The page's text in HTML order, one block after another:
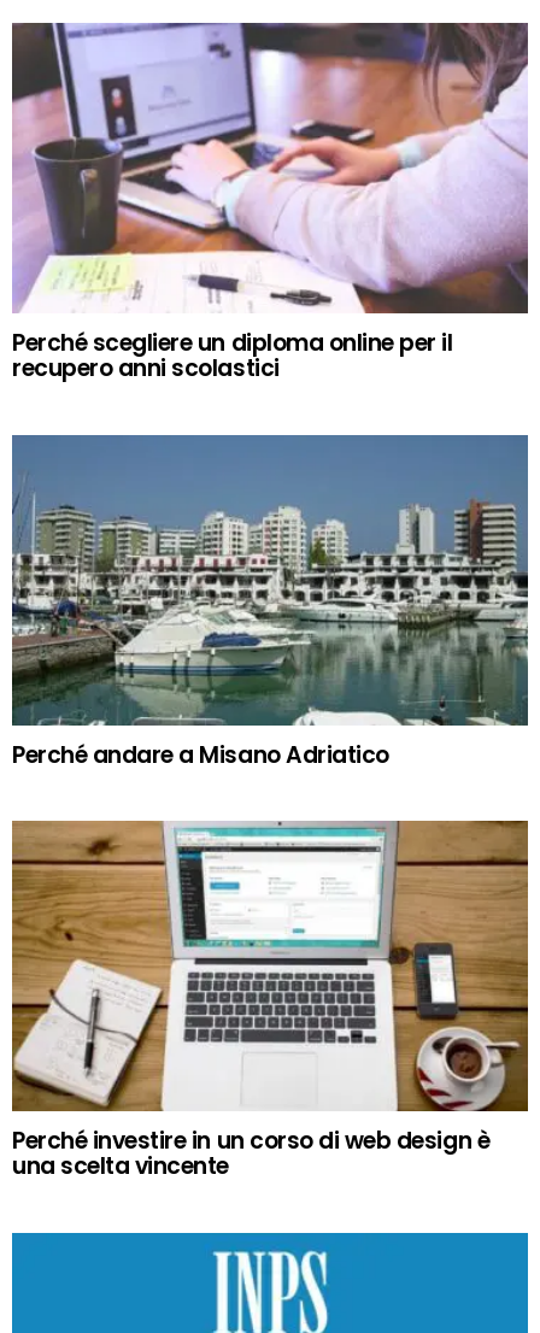
Perché scegliere un diploma online per il
recupero anni scolastici
Perché andare a Misano Adriatico
Perché investire in un corso di web design è
una scelta vincente